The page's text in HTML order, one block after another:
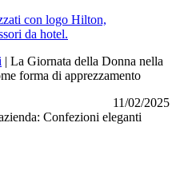
| La Giornata della Donna nella
forma di apprezzamento
11/02/2025
Confezioni eleganti